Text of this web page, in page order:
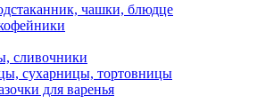
чашки, блюдце
сливочники
сухарницы, тортовницы
для варенья